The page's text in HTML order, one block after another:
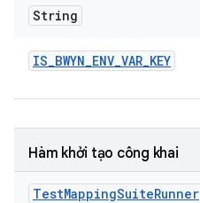
String
IS_BWYN_ENV_VAR_KEY
Hàm khởi tạo công khai
TestMappingSuiteRunner